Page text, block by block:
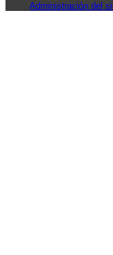
Administración del